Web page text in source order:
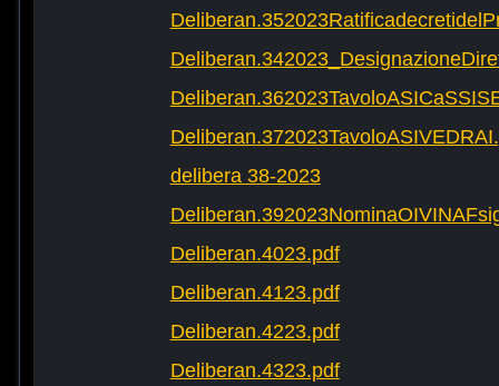
delibera 38-2023
Deliberan.4023.pdf
Deliberan.4123.pdf
Deliberan.4223.pdf
Deliberan.4323.pdf